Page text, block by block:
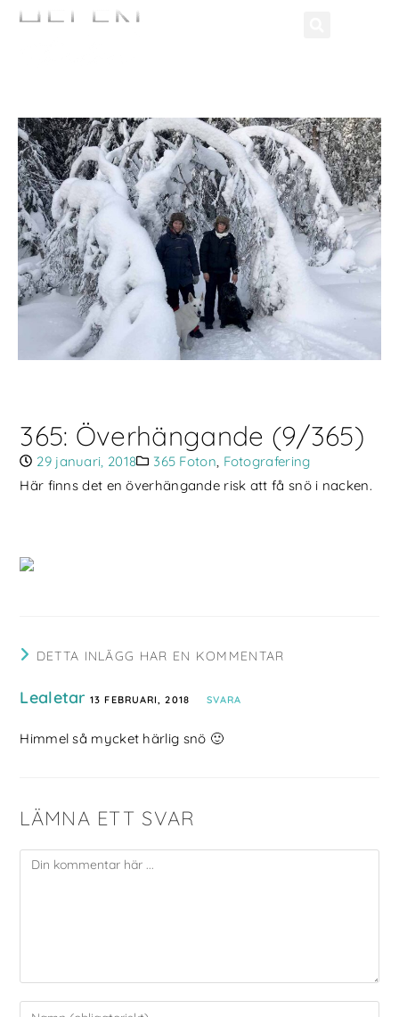
365: Överhängande (9/365)
29 januari, 2018 365 Foton Fotografering
Här finns det en överhängande risk att få snö i nacken.
DETTA INLÄGG HAR EN KOMMENTAR
Lealetar 13 FEBRUARI, 2018 SVARA
Himmel så mycket härlig snö 🙂
LÄMNA ETT SVAR